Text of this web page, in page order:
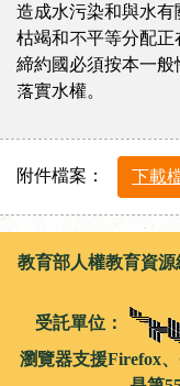
造成水污染和與水有
枯竭和不平等分配
締約國必須按本一
落實水權。
附件檔案： 下載
教育部人權教育資
受託單位：
瀏覽器支援Firefox